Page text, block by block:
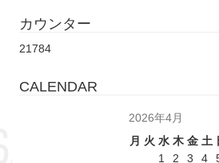
カウンター
21784
CALENDAR
2026年4月
月 火 水 木 金 土
1
2 3 4